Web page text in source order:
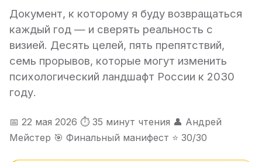
Документ, к которому я буду возвращаться
каждый год — и сверять реальность с
визией. Десять целей, пять препятствий,
семь прорывов, которые могут изменить
психологический ландшафт России к 2030
году.
📅 22 мая 2026 ⏱ 35 минут чтения 👤 Андрей
Мейстер 🎯 Финальный манифест ⭐ 30/30